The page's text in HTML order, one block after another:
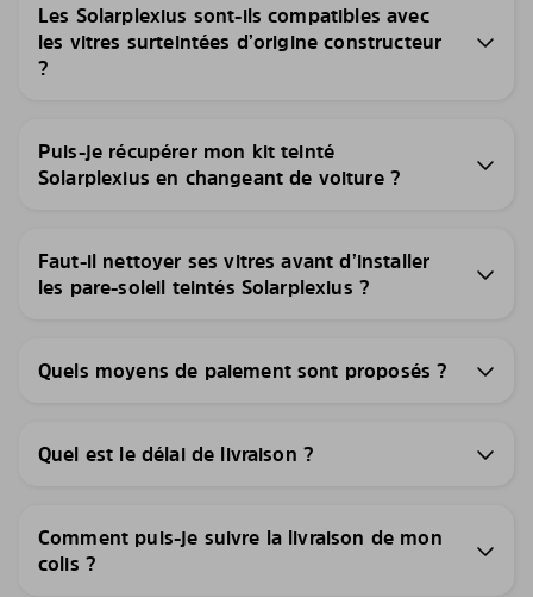
Les Solarplexius sont-ils compatibles avec
les vitres surteintées d’origine constructeur
?
Puis-je récupérer mon kit teinté
Solarplexius en changeant de voiture ?
Faut-il nettoyer ses vitres avant d’installer
les pare-soleil teintés Solarplexius ?
Quels moyens de paiement sont proposés ?
Quel est le délai de livraison ?
Comment puis-je suivre la livraison de mon
colis ?